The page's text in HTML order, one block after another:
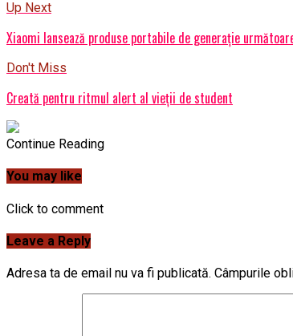
Up Next
Xiaomi lansează produse portabile de generație
Don't Miss
Creată pentru ritmul alert al vieții de student
Continue Reading
You may like
Click to comment
Leave a Reply
Adresa ta de email nu va fi publicată. Câmpurile